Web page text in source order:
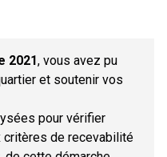
2021, vous avez pu
et soutenir vos
pour vérifier
critères de recevabilité